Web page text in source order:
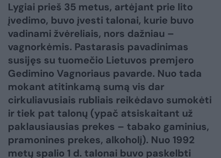
Lygiai prieš 35 metus, artėjant prie lito
įvedimo, buvo įvesti talonai, kurie buvo
vadinami žvėreliais, nors dažniau –
vagnorkėmis. Pastarasis pavadinimas
susijęs su tuomečio Lietuvos premjero
Gedimino Vagnoriaus pavarde. Nuo tada
mokant atitinkamą sumą vis dar
cirkuliavusiais rubliais reikėdavo sumokėti
ir tiek pat talonų (ypač atsiskaitant už
paklausiausias prekes – tabako gaminius,
pramonines prekes, alkoholį). Nuo 1992
metų spalio 1 d. talonai buvo paskelbti